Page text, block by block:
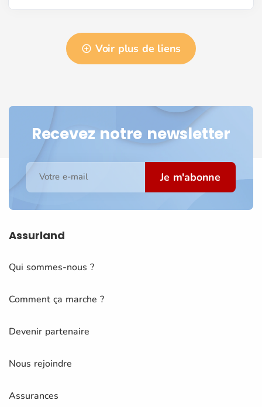
Voir plus de liens
Recevez notre newsletter
Votre e-mail Je m'abonne
Assurland
Qui sommes-nous ?
Comment ça marche ?
Devenir partenaire
Nous rejoindre
Assurances